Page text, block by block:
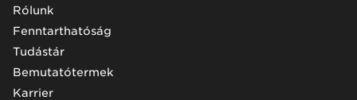
Rólunk
Fenntarthatóság
Tudástár
Bemutatótermek
Karrier